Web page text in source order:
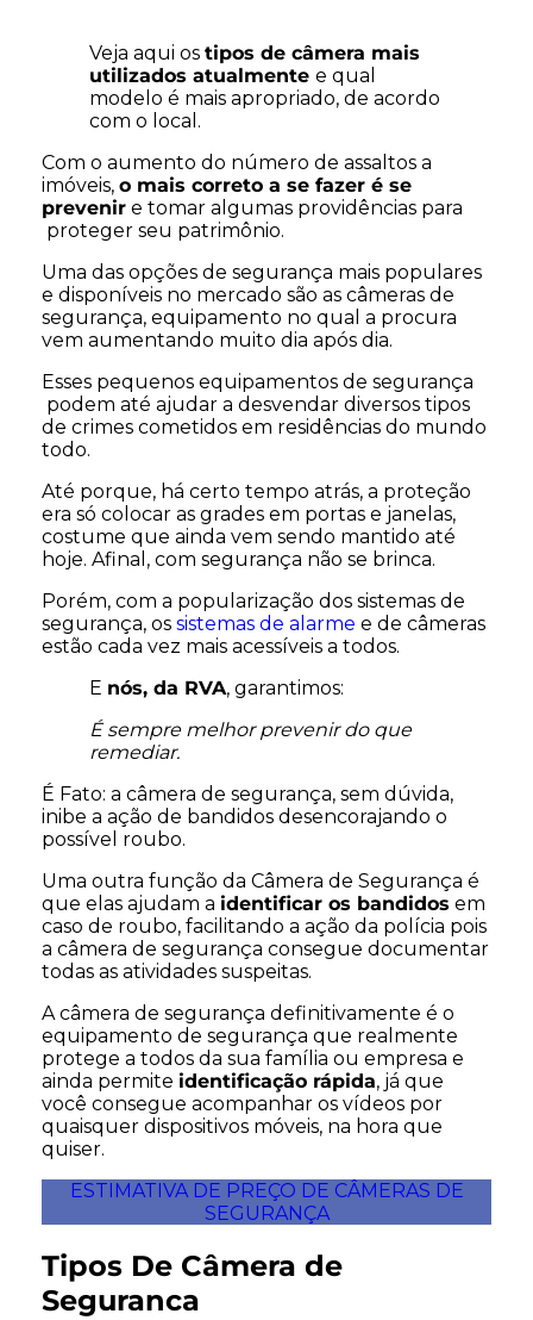
Veja aqui os tipos de câmera mais
utilizados atualmente e qual
modelo é mais apropriado, de acordo
com o local.
Com o aumento do número de assaltos a
imóveis, o mais correto a se fazer é se
prevenir e tomar algumas providências para
proteger seu patrimônio.
Uma das opções de segurança mais populares
e disponíveis no mercado são as câmeras de
segurança, equipamento no qual a procura
vem aumentando muito dia após dia.
Esses pequenos equipamentos de segurança
podem até ajudar a desvendar diversos tipos
de crimes cometidos em residências do mundo
todo.
Até porque, há certo tempo atrás, a proteção
era só colocar as grades em portas e janelas,
costume que ainda vem sendo mantido até
hoje. Afinal, com segurança não se brinca.
Porém, com a popularização dos sistemas de
segurança, os sistemas de alarme e de câmeras
estão cada vez mais acessíveis a todos.
E nós, da RVA, garantimos:
É sempre melhor prevenir do que
remediar.
É Fato: a câmera de segurança, sem dúvida,
inibe a ação de bandidos desencorajando o
possível roubo.
Uma outra função da Câmera de Segurança é
que elas ajudam a identificar os bandidos em
caso de roubo, facilitando a ação da polícia pois
a câmera de segurança consegue documentar
todas as atividades suspeitas.
A câmera de segurança definitivamente é o
equipamento de segurança que realmente
protege a todos da sua família ou empresa e
ainda permite identificação rápida, já que
você consegue acompanhar os vídeos por
quaisquer dispositivos móveis, na hora que
quiser.
ESTIMATIVA DE PREÇO DE CÂMERAS DE
SEGURANÇA
Tipos De Câmera de
Seguranca